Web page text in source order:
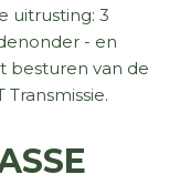
uitrusting: 3
- en
besturen van de